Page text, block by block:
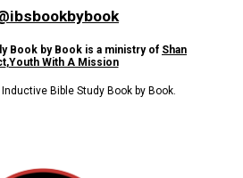
Book by Book is a ministry of Shan
,Youth With A Mission
Bible Study Book by Book.